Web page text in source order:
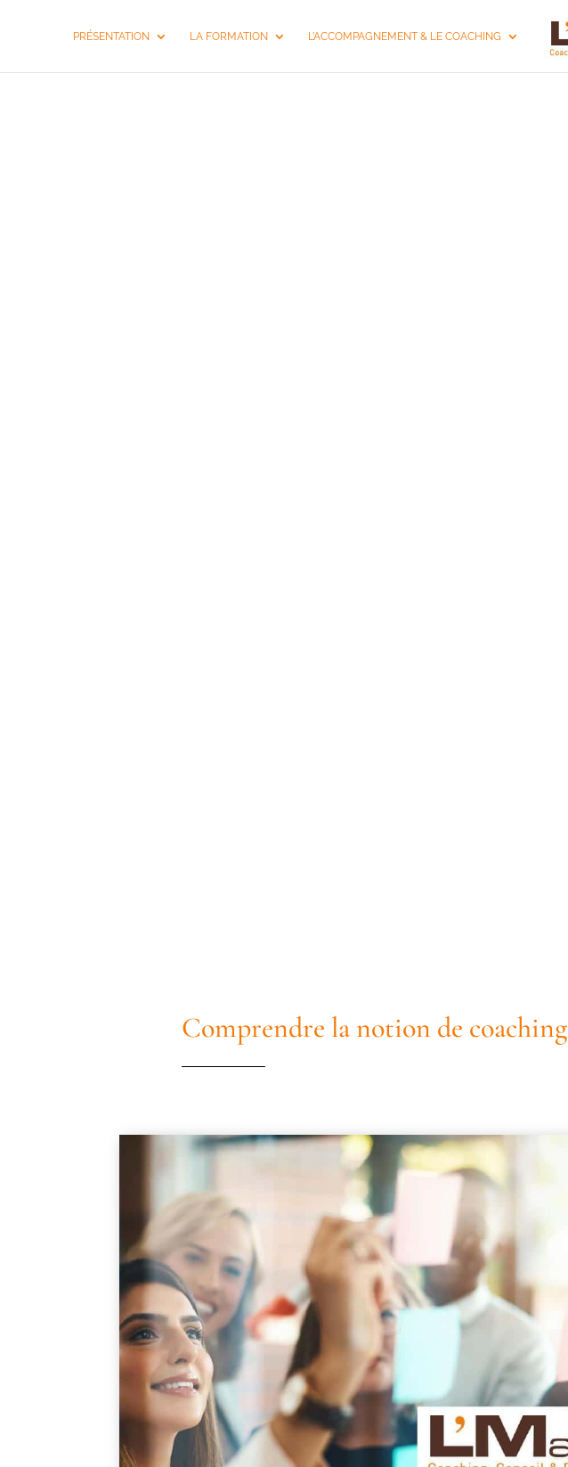
PRÉSENTATION LA FORMATION L’ACCOMPAGNEMENT & LE COACHING
Comprendre la notion de coaching